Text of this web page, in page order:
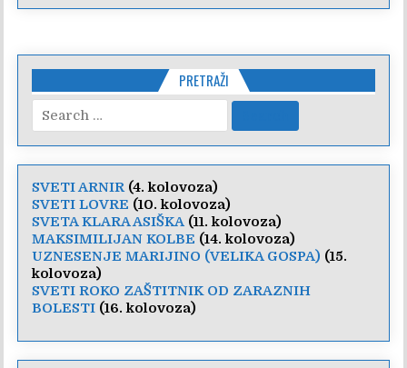
PRETRAŽI
for:
SVETI ARNIR(4. kolovoza)
SVETI LOVRE (10. kolovoza)
SVETA KLARA ASIŠKA (11. kolovoza)
MAKSIMILIJAN KOLBE (14. kolovoza)
UZNESENJE MARIJINO (VELIKA GOSPA) (15.
kolovoza)
SVETI ROKO ZAŠTITNIK OD ZARAZNIH
BOLESTI (16. kolovoza)